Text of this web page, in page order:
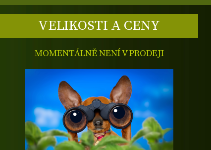
VELIKOSTI A CENY
MOMENTÁLNĚ NENÍ V PRODEJI